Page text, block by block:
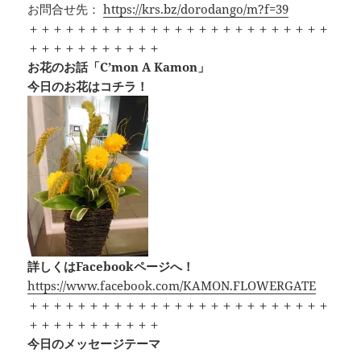
お問合せ先：https://krs.bz/dorodango/m?f=39
＋＋＋＋＋＋＋＋＋＋＋＋＋＋＋＋＋＋＋＋＋＋＋＋＋
＋＋＋＋＋＋＋＋＋＋＋
お花のお話「C’mon A Kamon」
今日のお花はコチラ！
詳しくはFacebookページへ！
https://www.facebook.com/KAMON.FLOWERGATE
＋＋＋＋＋＋＋＋＋＋＋＋＋＋＋＋＋＋＋＋＋＋＋＋＋
＋＋＋＋＋＋＋＋＋＋＋
今日のメッセージテーマ